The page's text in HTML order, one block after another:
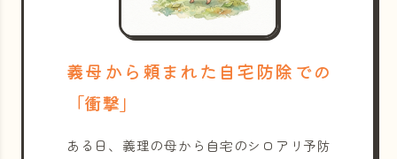
義母から頼まれた自宅防除での
「衝撃」
ある日、義理の母から自宅のシロアリ予防